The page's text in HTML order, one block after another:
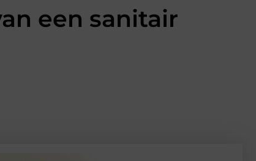
een sanitair